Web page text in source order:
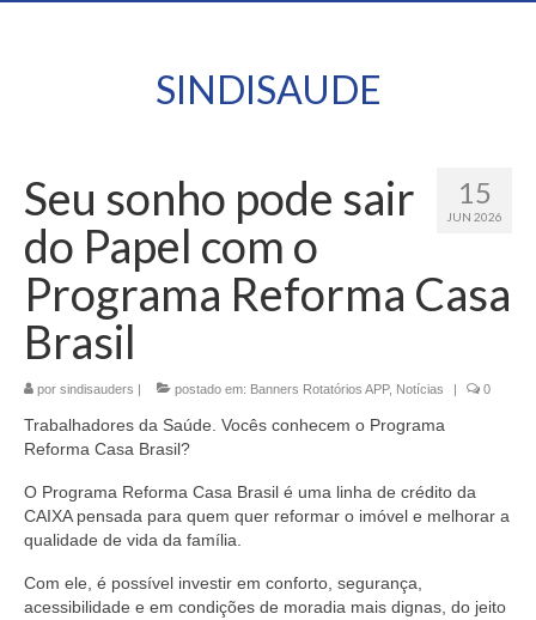
SINDISAUDE
15
JUN 2026
Seu sonho pode sair
do Papel com o
Programa Reforma Casa
Brasil
por sindisauders | postado em: Banners Rotatórios APP, Notícias | 0
Trabalhadores da Saúde. Vocês conhecem o Programa
Reforma Casa Brasil?
O Programa Reforma Casa Brasil é uma linha de crédito da
CAIXA pensada para quem quer reformar o imóvel e melhorar a
qualidade de vida da família.
Com ele, é possível investir em conforto, segurança,
acessibilidade e em condições de moradia mais dignas, do jeito